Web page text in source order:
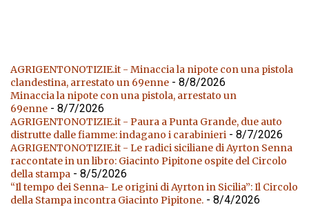
AGRIGENTONOTIZIE.it - Minaccia la nipote con una pistola
clandestina, arrestato un 69enne - 8/8/2026
Minaccia la nipote con una pistola, arrestato un
69enne - 8/7/2026
AGRIGENTONOTIZIE.it - Paura a Punta Grande, due auto
distrutte dalle fiamme: indagano i carabinieri - 8/7/2026
AGRIGENTONOTIZIE.it - Le radici siciliane di Ayrton Senna
raccontate in un libro: Giacinto Pipitone ospite del Circolo
della stampa - 8/5/2026
“Il tempo dei Senna- Le origini di Ayrton in Sicilia”: Il Circolo
della Stampa incontra Giacinto Pipitone. - 8/4/2026